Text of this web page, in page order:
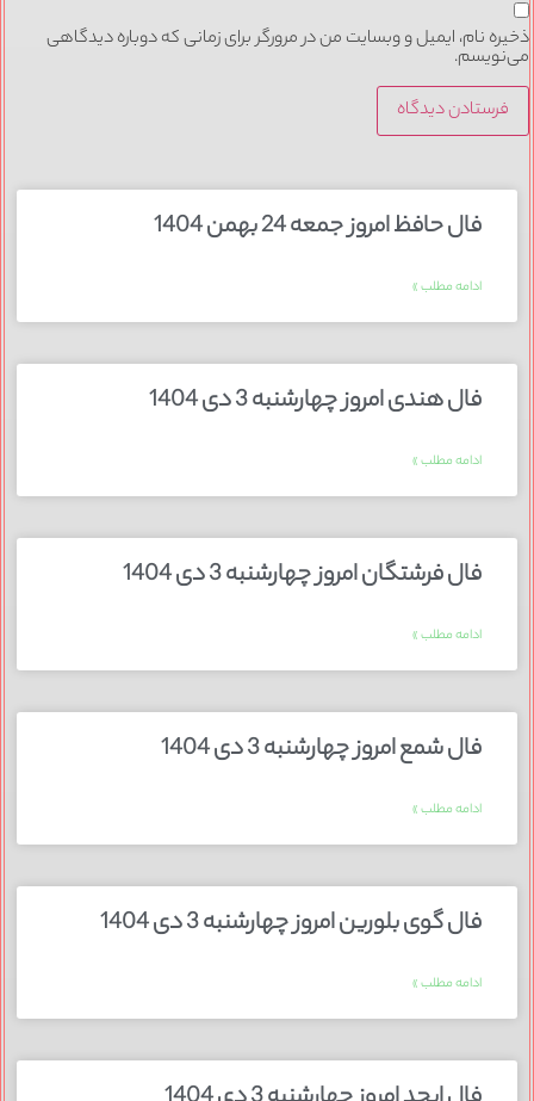
ذخیره نام، ایمیل و وبسایت من در مرورگر برای زمانی که دوباره دیدگاهی
می‌نویسم.
فال حافظ امروز جمعه 24 بهمن 1404
ادامه مطلب »
فال هندی امروز چهارشنبه 3 دی 1404
ادامه مطلب »
فال فرشتگان امروز چهارشنبه 3 دی 1404
ادامه مطلب »
فال شمع امروز چهارشنبه 3 دی 1404
ادامه مطلب »
فال گوی بلورین امروز چهارشنبه 3 دی 1404
ادامه مطلب »